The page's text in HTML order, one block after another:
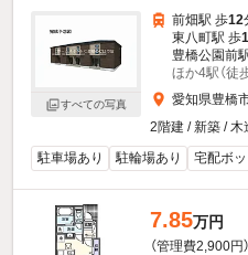
すべての写真
前畑駅 歩12
東八町駅 歩
豊橋公園前
ほか4駅（徒
愛知県豊橋
2階建 / 新築 / 木
駐車場あり
駐輪場あり 宅配ボ
7.85万円
（管理費2,900円）